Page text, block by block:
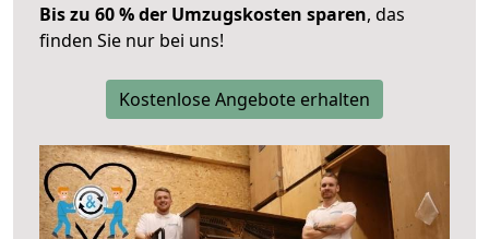
Bis zu 60 % der Umzugskosten sparen, das
finden Sie nur bei uns!
Kostenlose Angebote erhalten